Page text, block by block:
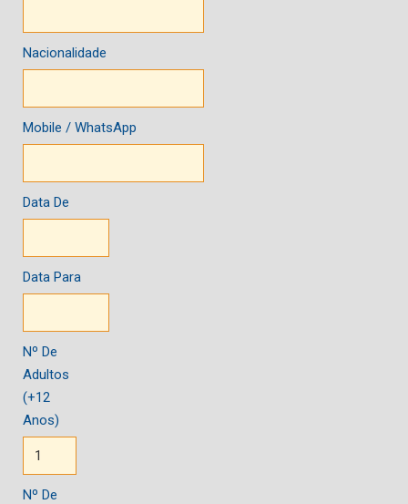
Nacionalidade
Mobile / WhatsApp
Data De
Data Para
Nº De
Adultos
(+12
Anos)
Nº De